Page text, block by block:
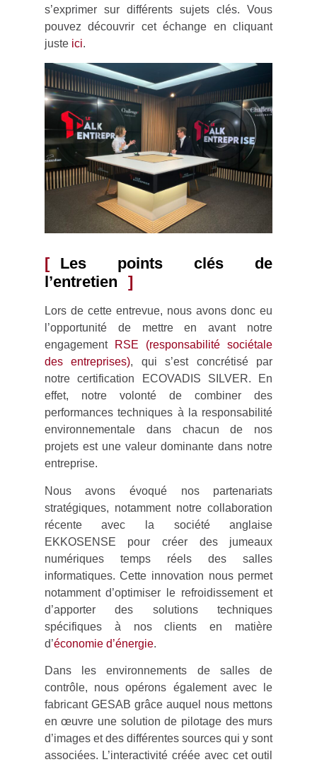
s’exprimer sur différents sujets clés. Vous
pouvez découvrir cet échange en cliquant
juste ici.
Les points clés de
l’entretien
Lors de cette entrevue, nous avons donc eu
l’opportunité de mettre en avant notre
engagement
RSE (responsabilité sociétale
des entreprises), qui s’est concrétisé par
notre certification ECOVADIS SILVER. En
effet, notre volonté de combiner des
performances techniques à la responsabilité
environnementale dans chacun de nos
projets est une valeur dominante dans notre
entreprise.
Nous avons évoqué nos partenariats
stratégiques, notamment notre collaboration
récente avec la société anglaise
EKKOSENSE pour créer des jumeaux
numériques temps réels des salles
informatiques. Cette innovation nous permet
notamment d’optimiser le refroidissement et
d’apporter des solutions techniques
spécifiques à nos clients en matière
d’économie d’énergie.
Dans les environnements de salles de
contrôle, nous opérons également avec le
fabricant GESAB grâce auquel nous mettons
en œuvre une solution de pilotage des murs
d’images et des différentes sources qui y sont
associées. L’interactivité créée avec cet outil